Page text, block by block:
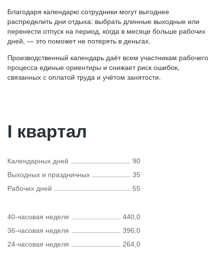
Благодаря календарю сотрудники могут выгоднее
распределить дни отдыха: выбрать длинные выходные или
перенести отпуск на период, когда в месяце больше рабочих
дней, — это поможет не потерять в деньгах.
Производственный календарь даёт всем участникам рабочего
процесса единые ориентиры и снижает риск ошибок,
связанных с оплатой труда и учётом занятости.
I квартал
Календарных дней
90
Выходных и праздничных
35
Рабочих дней
55
40-часовая неделя
440,0
36-часовая неделя
396,0
24-часовая неделя
264,0